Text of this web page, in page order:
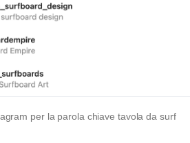
per la parola chiave tavola da surf